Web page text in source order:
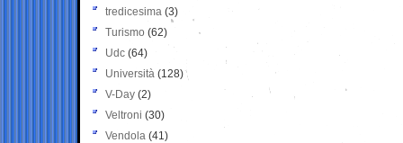
tredicesima (3)
Turismo (62)
Udc (64)
Università (128)
V-Day (2)
Veltroni (30)
Vendola (41)